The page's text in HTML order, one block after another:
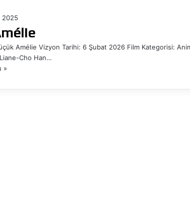
2025
Amélie Vizyon Tarihi: 6 Şubat 2026 Film Kategorisi:
Cho Han…
»